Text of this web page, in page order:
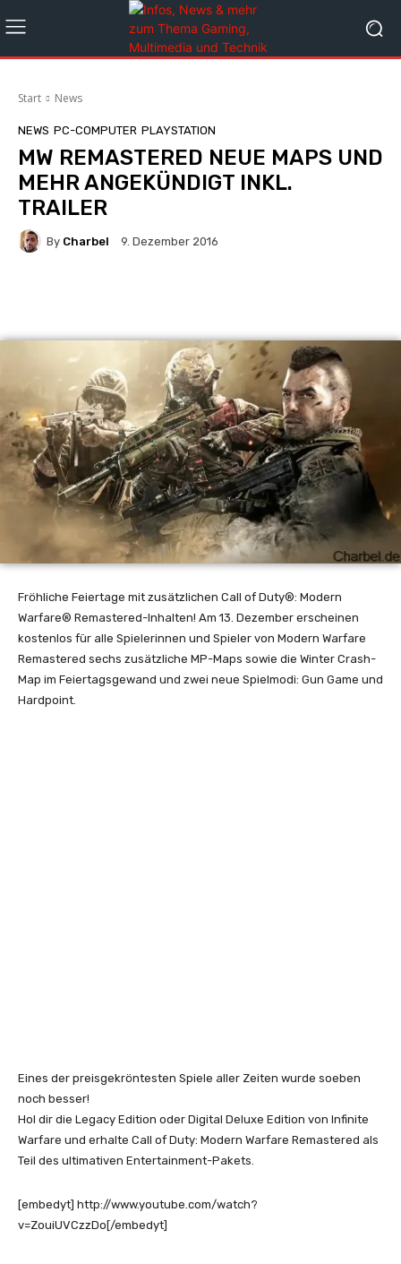
Start News
NEWS PC-COMPUTER PLAYSTATION
MW REMASTERED NEUE MAPS UND
MEHR ANGEKÜNDIGT INKL.
TRAILER
By Charbel 9. Dezember 2016
Fröhliche Feiertage mit zusätzlichen Call of Duty®: Modern
Warfare® Remastered-Inhalten! Am 13. Dezember erscheinen
kostenlos für alle Spielerinnen und Spieler von Modern Warfare
Remastered sechs zusätzliche MP-Maps sowie die Winter Crash-
Map im Feiertagsgewand und zwei neue Spielmodi: Gun Game und
Hardpoint.
Eines der preisgekröntesten Spiele aller Zeiten wurde soeben
noch besser!
Hol dir die Legacy Edition oder Digital Deluxe Edition von Infinite
Warfare und erhalte Call of Duty: Modern Warfare Remastered als
Teil des ultimativen Entertainment-Pakets.
[embedyt] http://www.youtube.com/watch?
v=ZouiUVCzzDo[/embedyt]